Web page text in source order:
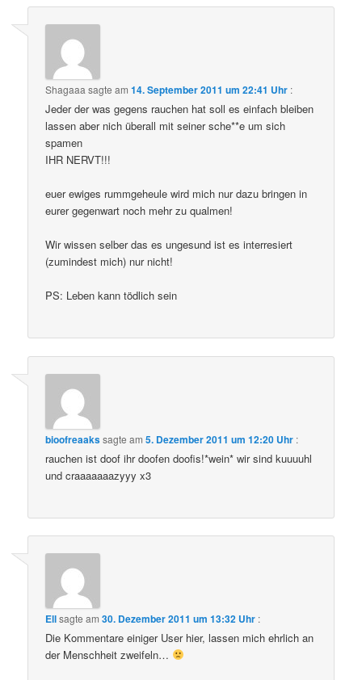
Shagaaa sagte am14. September 2011 um 22:41 Uhr :
Jeder der was gegens rauchen hat soll es einfach bleiben
lassen aber nich überall mit seiner sche**e um sich
spamen
IHR NERVT!!!
euer ewiges rummgeheule wird mich nur dazu bringen in
eurer gegenwart noch mehr zu qualmen!
Wir wissen selber das es ungesund ist es interresiert
(zumindest mich) nur nicht!
PS: Leben kann tödlich sein
bioofreaakssagte am5. Dezember 2011 um 12:20 Uhr :
rauchen ist doof ihr doofen doofis!*wein* wir sind kuuuuhl
und craaaaaaazyyy x3
Ellsagte am30. Dezember 2011 um 13:32 Uhr :
Die Kommentare einiger User hier, lassen mich ehrlich an
der Menschheit zweifeln…